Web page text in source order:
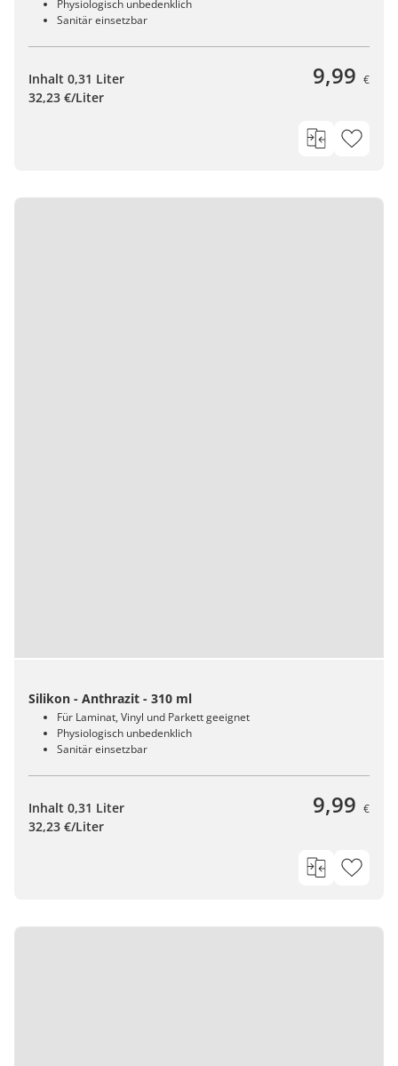
Physiologisch unbedenklich
Sanitär einsetzbar
Inhalt 0,31 Liter
32,23 €/Liter
9,99 €
Silikon - Anthrazit - 310 ml
Für Laminat, Vinyl und Parkett geeignet
Physiologisch unbedenklich
Sanitär einsetzbar
Inhalt 0,31 Liter
32,23 €/Liter
9,99 €